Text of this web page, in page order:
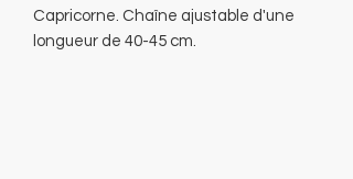
Capricorne. Chaîne ajustable d'une
longueur de 40-45 cm.